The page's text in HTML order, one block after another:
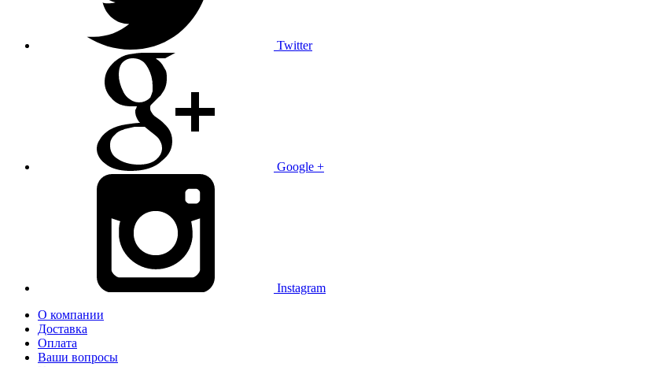
Twitter
Google +
Instagram
О компании
Доставка
Оплата
Ваши вопросы